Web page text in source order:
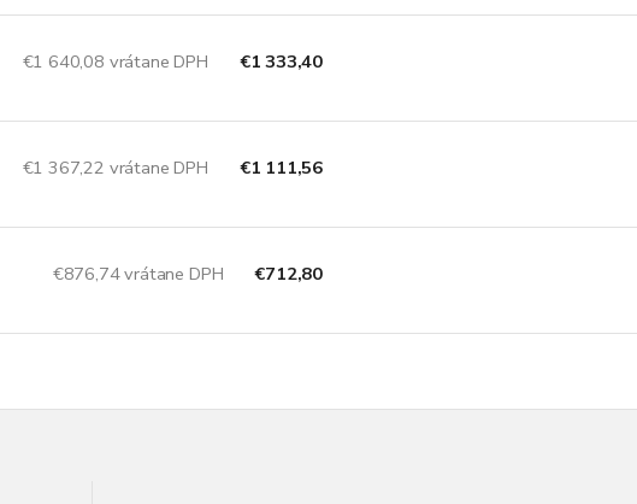
€1 640,08 vrátane DPH €1 333,40
€1 367,22 vrátane DPH €1 111,56
€876,74 vrátane DPH €712,80